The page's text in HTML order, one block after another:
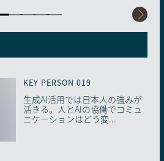
KEY PERSON 019
生成AI活用では日本人の強みが
活きる。人とAIの協働でコミュ
ニケーションはどう変...
KEY PERSON 018
もっと自由で多様な「働き⽅」
を！ 生成AIが拓く女性のキャリ
アの可能性
KEY PERSON 017
【医療×生成AI】少子高齢化・
未病先進国の日本で進む、メン
タルヘルス最前線
KEY PERSON 016
学歴から「学習歴」重視の社会
へ。生成AI時代のリスキリング
を徹底解説
KEY PERSON 015
まさにSFの世界到来。生成AI時
代に再定義されるリーダーとマ
ネジメントのあり方